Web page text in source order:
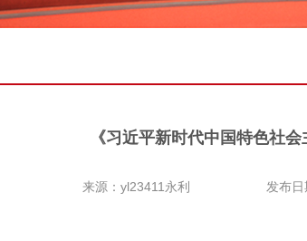
《习近平新时代中国特色社
来源：yl23411永利 发布